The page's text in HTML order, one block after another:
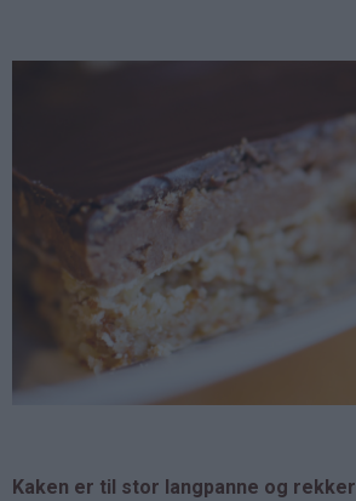
Kaken er til stor langpanne og